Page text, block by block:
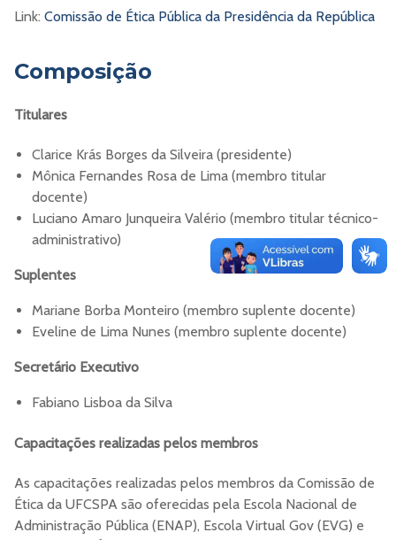
Link: Comissão de Ética Pública da Presidência da República
Composição
Titulares
Clarice Krás Borges da Silveira (presidente)
Mônica Fernandes Rosa de Lima (membro titular
docente)
Luciano Amaro Junqueira Valério (membro titular técnico-
administrativo)
Suplentes
Mariane Borba Monteiro (membro suplente docente)
Eveline de Lima Nunes (membro suplente docente)
Secretário Executivo
Fabiano Lisboa da Silva
Capacitações realizadas pelos membros
As capacitações realizadas pelos membros da Comissão de
Ética da UFCSPA são oferecidas pela Escola Nacional de
Administração Pública (ENAP), Escola Virtual Gov (EVG) e